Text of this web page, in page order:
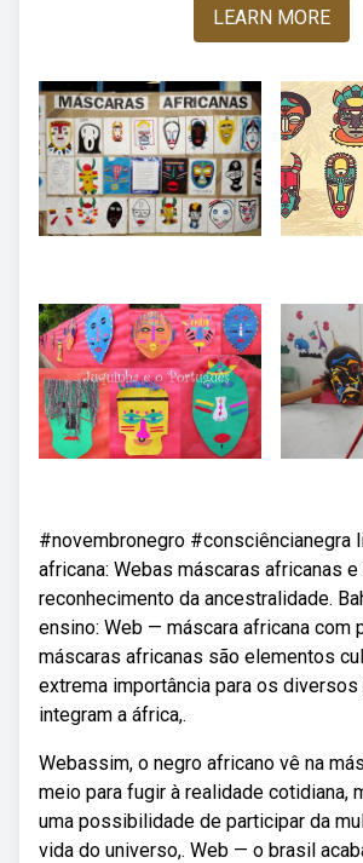
LEARN MORE
#novembronegro #consciêncianegra
africana: Webas máscaras africanas e
reconhecimento da ancestralidade.
ensino: Web — máscara africana com
máscaras africanas são elementos
extrema importância para os
integram a áfrica,.
Webassim, o negro africano vê na
meio para fugir à realidade cotidiana,
uma possibilidade de participar da
vida do universo,. Web — o brasil